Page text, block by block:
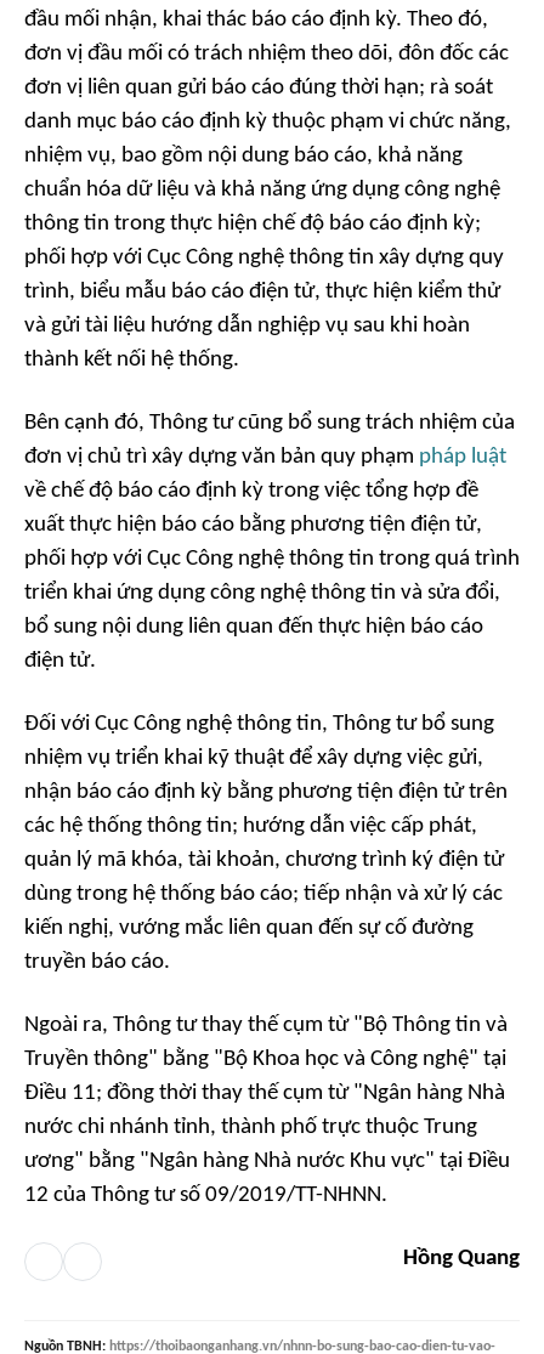
đầu mối nhận, khai thác báo cáo định kỳ. Theo đó,
đơn vị đầu mối có trách nhiệm theo dõi, đôn đốc các
đơn vị liên quan gửi báo cáo đúng thời hạn; rà soát
danh mục báo cáo định kỳ thuộc phạm vi chức năng,
nhiệm vụ, bao gồm nội dung báo cáo, khả năng
chuẩn hóa dữ liệu và khả năng ứng dụng công nghệ
thông tin trong thực hiện chế độ báo cáo định kỳ;
phối hợp với Cục Công nghệ thông tin xây dựng quy
trình, biểu mẫu báo cáo điện tử, thực hiện kiểm thử
và gửi tài liệu hướng dẫn nghiệp vụ sau khi hoàn
thành kết nối hệ thống.
Bên cạnh đó, Thông tư cũng bổ sung trách nhiệm của
đơn vị chủ trì xây dựng văn bản quy phạm pháp luật
về chế độ báo cáo định kỳ trong việc tổng hợp đề
xuất thực hiện báo cáo bằng phương tiện điện tử,
phối hợp với Cục Công nghệ thông tin trong quá trình
triển khai ứng dụng công nghệ thông tin và sửa đổi,
bổ sung nội dung liên quan đến thực hiện báo cáo
điện tử.
Đối với Cục Công nghệ thông tin, Thông tư bổ sung
nhiệm vụ triển khai kỹ thuật để xây dựng việc gửi,
nhận báo cáo định kỳ bằng phương tiện điện tử trên
các hệ thống thông tin; hướng dẫn việc cấp phát,
quản lý mã khóa, tài khoản, chương trình ký điện tử
dùng trong hệ thống báo cáo; tiếp nhận và xử lý các
kiến nghị, vướng mắc liên quan đến sự cố đường
truyền báo cáo.
Ngoài ra, Thông tư thay thế cụm từ "Bộ Thông tin và
Truyền thông" bằng "Bộ Khoa học và Công nghệ" tại
Điều 11; đồng thời thay thế cụm từ "Ngân hàng Nhà
nước chi nhánh tỉnh, thành phố trực thuộc Trung
ương" bằng "Ngân hàng Nhà nước Khu vực" tại Điều
12 của Thông tư số 09/2019/TT-NHNN.
Hồng Quang
Nguồn TBNH: https://thoibaonganhang.vn/nhnn-bo-sung-bao-cao-dien-tu-vao-